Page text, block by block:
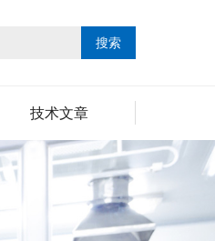
技术文章